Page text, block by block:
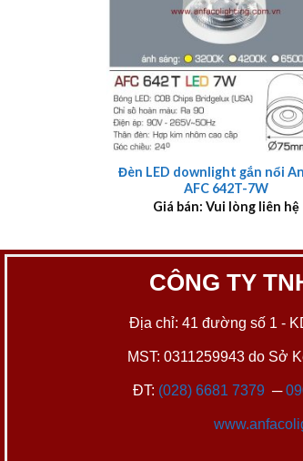
+
Đèn LED downlight gắn nổi
AFC 642T-7W
Giá bán: Vui lòng liên hệ
CÔNG TY
Địa chỉ: 41 đường số 1 -
MST: 0311259943 do Sở
ĐT: (028) 6681 7379 ─